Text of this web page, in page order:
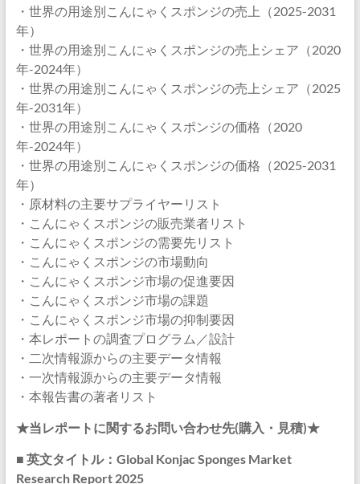
・世界の用途別こんにゃくスポンジの売上（2025-2031
年）
・世界の用途別こんにゃくスポンジの売上シェア（2020
年-2024年）
・世界の用途別こんにゃくスポンジの売上シェア（2025
年-2031年）
・世界の用途別こんにゃくスポンジの価格（2020
年-2024年）
・世界の用途別こんにゃくスポンジの価格（2025-2031
年）
・原材料の主要サプライヤーリスト
・こんにゃくスポンジの販売業者リスト
・こんにゃくスポンジの需要先リスト
・こんにゃくスポンジの市場動向
・こんにゃくスポンジ市場の促進要因
・こんにゃくスポンジ市場の課題
・こんにゃくスポンジ市場の抑制要因
・本レポートの調査プログラム／設計
・二次情報源からの主要データ情報
・一次情報源からの主要データ情報
・本報告書の著者リスト
★当レポートに関するお問い合わせ先(購入・見積)★
■ 英文タイトル：Global Konjac Sponges Market
Research Report 2025